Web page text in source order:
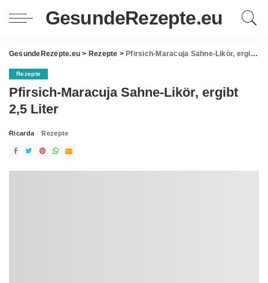
GesundeRezepte.eu
GesundeRezepte.eu > Rezepte > Pfirsich-Maracuja Sahne-Likör, ergibt 2,5 Liter
Rezepte
Pfirsich-Maracuja Sahne-Likör, ergibt
2,5 Liter
Posted
Ricarda Rezepte